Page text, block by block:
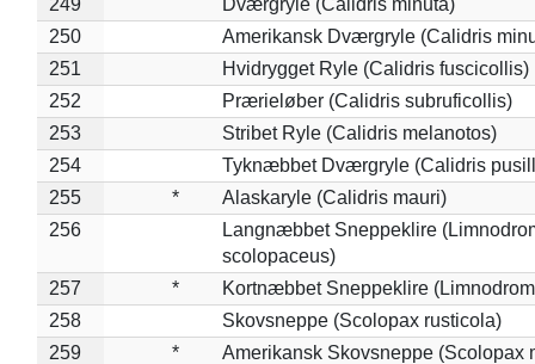
250
Amerikansk Dværgryle (Calidris
251
Hvidrygget Ryle (Calidris fuscicollis)
252
Prærieløber (Calidris subruficollis)
253
Stribet Ryle (Calidris melanotos)
254
Tyknæbbet Dværgryle (Calidris
255
*
Alaskaryle (Calidris mauri)
256
Langnæbbet Sneppeklire
scolopaceus)
257
*
Kortnæbbet Sneppeklire
258
Skovsneppe (Scolopax rusticola)
259
*
Amerikansk Skovsneppe (Scolopax